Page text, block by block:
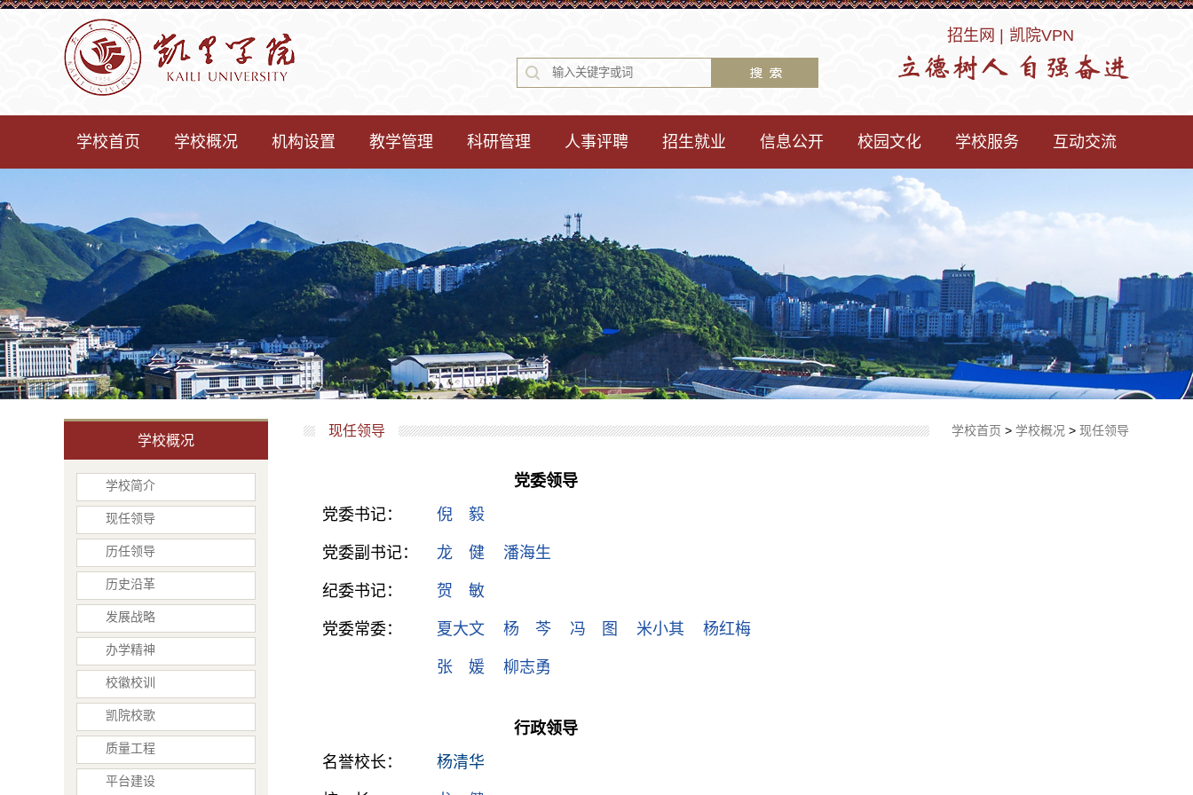
招生网 | 凯院VPN
学校首页 学校概况 机构设置 教学管理 科研管理 人事评聘 招生就业 信息公开 校园文化 学校服务 互动交流
学校概况
学校简介
现任领导
历任领导
历史沿革
发展战略
办学精神
校徽校训
凯院校歌
质量工程
平台建设
现任领导 学校首页 > 学校概况 > 现任领导
党委领导
党委书记：
倪 毅
党委副书记： 龙 健 潘海生
纪委书记： 贺 敏
党委常委： 夏大文 杨 芩 冯 图 米小其 杨红梅
张 媛 柳志勇
行政领导
名誉校长：
杨清华